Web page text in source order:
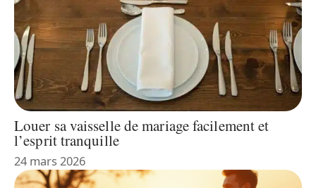
Louer sa vaisselle de mariage facilement et
l’esprit tranquille
24 mars 2026